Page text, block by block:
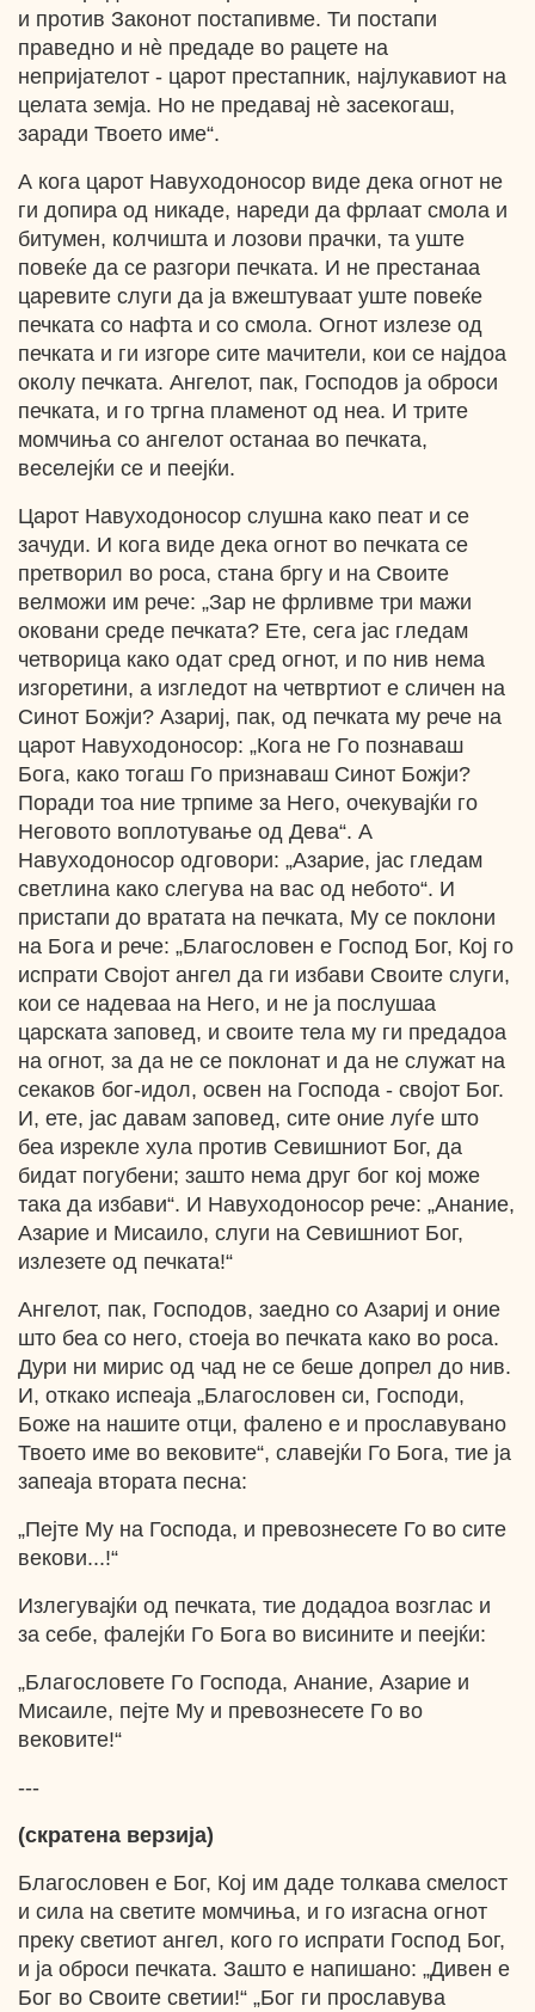
и против Законот постапивме. Ти постапи
праведно и нѐ предаде во рацете на
непријателот - царот престапник, најлукавиот на
целата земја. Но не предавај нѐ засекогаш,
заради Твоето име“.
А кога царот Навуходоносор виде дека огнот не
ги допира од никаде, нареди да фрлаат смола и
битумен, колчишта и лозови прачки, та уште
повеќе да се разгори печката. И не престанаа
царевите слуги да ја вжештуваат уште повеќе
печката со нафта и со смола. Огнот излезе од
печката и ги изгоре сите мачители, кои се најдоа
околу печката. Ангелот, пак, Господов ја оброси
печката, и го тргна пламенот од неа. И трите
момчиња со ангелот останаа во печката,
веселејќи се и пеејќи.
Царот Навуходоносор слушна како пеат и се
зачуди. И кога виде дека огнот во печката се
претворил во роса, стана бргу и на Своите
велможи им рече: „Зар не фрливме три мажи
оковани среде печката? Ете, сега јас гледам
четворица како одат сред огнот, и по нив нема
изгоретини, а изгледот на четвртиот е сличен на
Синот Божји? Азариј, пак, од печката му рече на
царот Навуходоносор: „Кога не Го познаваш
Бога, како тогаш Го признаваш Синот Божји?
Поради тоа ние трпиме за Него, очекувајќи го
Неговото воплотување од Дева“. А
Навуходоносор одговори: „Азарие, јас гледам
светлина како слегува на вас од небото“. И
пристапи до вратата на печката, Му се поклони
на Бога и рече: „Благословен е Господ Бог, Кој го
испрати Својот ангел да ги избави Своите слуги,
кои се надеваа на Него, и не ја послушаа
царската заповед, и своите тела му ги предадоа
на огнот, за да не се поклонат и да не служат на
секаков бог-идол, освен на Господа - својот Бог.
И, ете, јас давам заповед, сите оние луѓе што
беа изрекле хула против Севишниот Бог, да
бидат погубени; зашто нема друг бог кој може
така да избави“. И Навуходоносор рече: „Анание,
Азарие и Мисаило, слуги на Севишниот Бог,
излезете од печката!“
Ангелот, пак, Господов, заедно со Азариј и оние
што беа со него, стоеја во печката како во роса.
Дури ни мирис од чад не се беше допрел до нив.
И, откако испеаја „Благословен си, Господи,
Боже на нашите отци, фалено е и прославувано
Твоето име во вековите“, славејќи Го Бога, тие ја
запеаја втората песна:
„Пејте Му на Господа, и превознесете Го во сите
векови...!“
Излегувајќи од печката, тие додадоа возглас и
за себе, фалејќи Го Бога во висините и пеејќи:
„Благословете Го Господа, Анание, Азарие и
Мисаиле, пејте Му и превознесете Го во
вековите!“
---
(скратена верзија)
Благословен е Бог, Кој им даде толкава смелост
и сила на светите момчиња, и го изгасна огнот
преку светиот ангел, кого го испрати Господ Бог,
и ја оброси печката. Зашто е напишано: „Дивен е
Бог во Своите светии!“ „Бог ги прославува